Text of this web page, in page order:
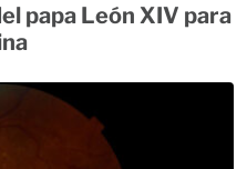
papa León XIV para